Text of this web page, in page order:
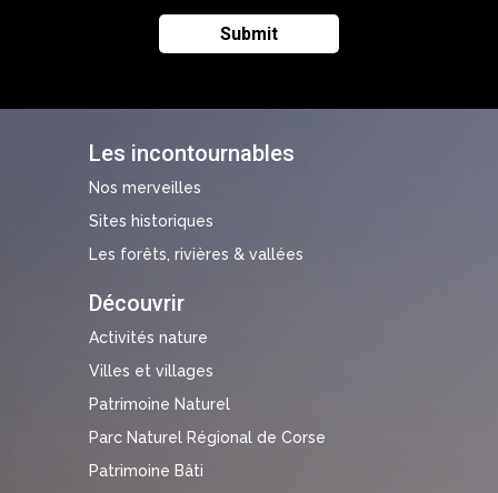
Les incontournables
Nos merveilles
Sites historiques
Les forêts, rivières & vallées
Découvrir
Activités nature
Villes et villages
Patrimoine Naturel
Parc Naturel Régional de Corse
Patrimoine Bâti